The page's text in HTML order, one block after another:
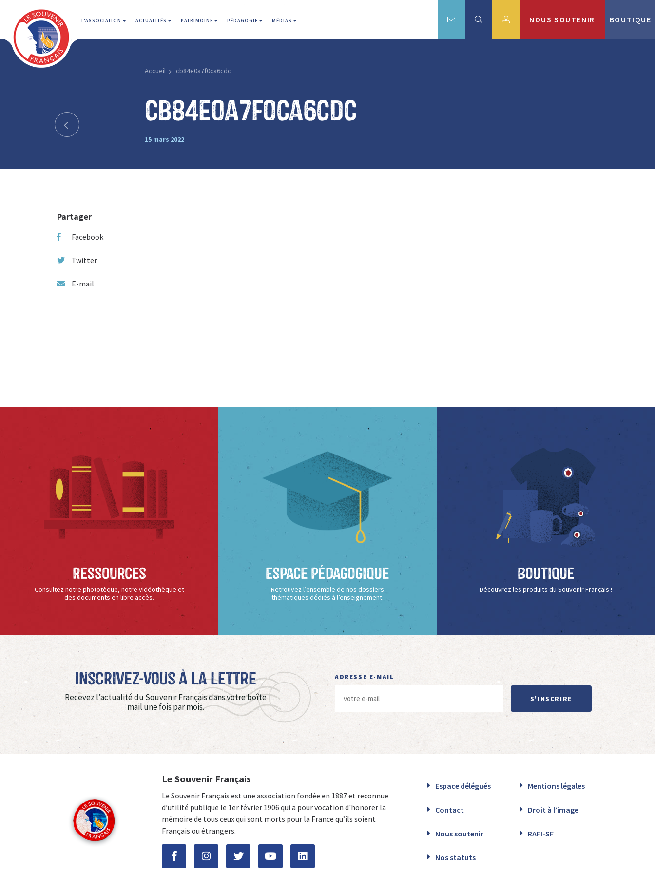
L'ASSOCIATION ACTUALITÉS PATRIMOINE PÉDAGOGIE MÉDIAS NOUS SOUTENIR BOUTIQUE
Accueil cb84e0a7f0ca6cdc
cb84e0a7f0ca6cdc
15 mars 2022
Partager
Facebook
Twitter
E-mail
Ressources
Consultez notre phototèque, notre vidéothèque et
des documents en libre accès.
Espace Pédagogique
Retrouvez l’ensemble de nos dossiers
thématiques dédiés à l’enseignement.
Boutique
Découvrez les produits du Souvenir Français !
Inscrivez-vous à La Lettre
Recevez l’actualité du Souvenir Français dans votre boîte
mail une fois par mois.
ADRESSE E-MAIL
S'INSCRIRE
Le Souvenir Français
Le Souvenir Français est une association fondée en 1887 et reconnue
d’utilité publique le 1er février 1906 qui a pour vocation d'honorer la
mémoire de tous ceux qui sont morts pour la France qu’ils soient
Français ou étrangers.
Espace délégués Mentions légales
Contact Droit à l’image
Nous soutenir RAFI-SF
Nos statuts